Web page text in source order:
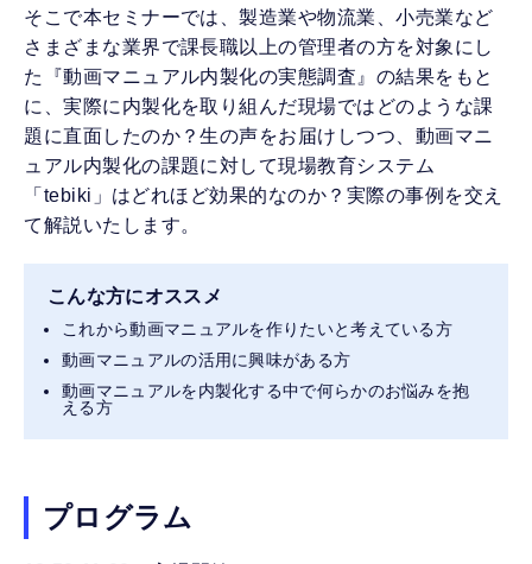
そこで本セミナーでは、製造業や物流業、小売業など
さまざまな業界で課長職以上の管理者の方を対象にし
た『動画マニュアル内製化の実態調査』の結果をもと
に、実際に内製化を取り組んだ現場ではどのような課
題に直面したのか？生の声をお届けしつつ、動画マニ
ュアル内製化の課題に対して現場教育システム
「tebiki」はどれほど効果的なのか？実際の事例を交え
て解説いたします。
こんな方にオススメ
これから動画マニュアルを作りたいと考えている方
動画マニュアルの活用に興味がある方
動画マニュアルを内製化する中で何らかのお悩みを抱
える方
プログラム